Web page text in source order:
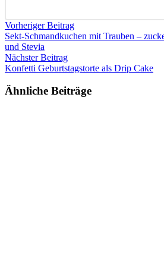
Vorheriger Beitrag
Sekt-Schmandkuchen mit Trauben –
und Stevia
Nächster Beitrag
Konfetti Geburtstagstorte als Drip Cake
Ähnliche Beiträge